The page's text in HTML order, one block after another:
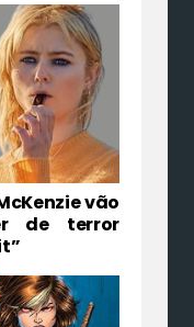
vão
de terror